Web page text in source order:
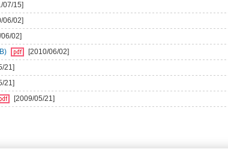
07/15]
06/02]
02]
[2010/06/02]
21]
21]
[2009/05/21]